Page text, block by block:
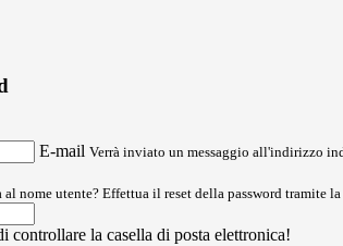
E-mail Verrà inviato un messaggio all'indirizzo
nome utente? Effettua il reset della password tramite la
controllare la casella di posta elettronica!